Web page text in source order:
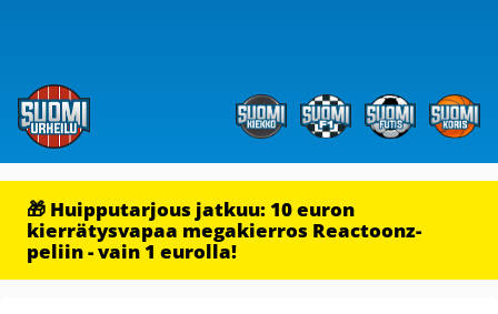
🎁 Huipputarjous jatkuu: 10 euron
kierrätysvapaa megakierros Reactoonz-
peliin - vain 1 eurolla!